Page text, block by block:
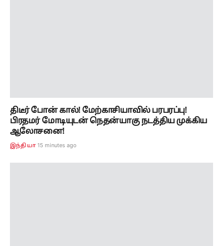
திடீர் போன் கால்! மேற்காசியாவில் பரபரப்பு!
பிரதமர் மோடியுடன் நெதன்யாகு நடத்திய முக்கிய
ஆலோசனை!
இந்தியா 15 minutes ago